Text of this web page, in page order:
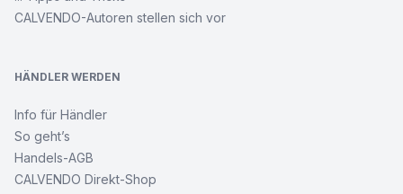
CALVENDO-Autoren stellen sich vor
HÄNDLER WERDEN
Info für Händler
So geht’s
Handels-AGB
CALVENDO Direkt-Shop